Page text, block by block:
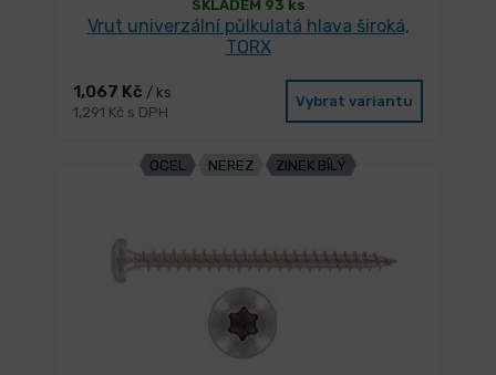
SKLADEM 93 ks
Vrut univerzální půlkulatá hlava široká,
TORX
1,067 Kč / ks
1,291 Kč s DPH
Vybrat variantu
OCEL NEREZ ZINEK BÍLÝ